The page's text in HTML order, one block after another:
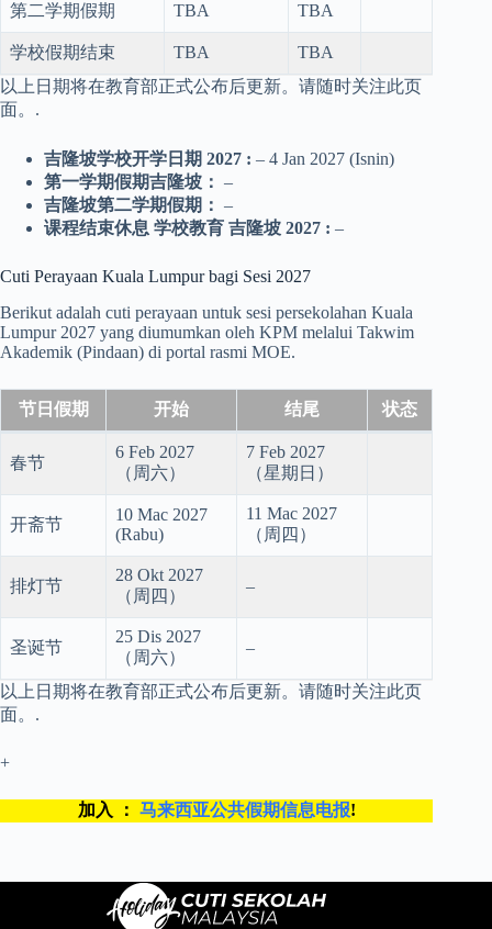
第二学期假期 TBA TBA
学校假期结束 TBA
TBA
以上日期将在教育部正式公布后更新。请随时关注此页
面。.
吉隆坡学校开学日期 2027 : – 4 Jan 2027 (Isnin)
第一学期假期吉隆坡： –
吉隆坡第二学期假期： –
课程结束休息 学校教育 吉隆坡 2027 : –
Cuti Perayaan Kuala Lumpur bagi Sesi 2027
Berikut adalah cuti perayaan untuk sesi persekolahan Kuala
Lumpur 2027 yang diumumkan oleh KPM melalui Takwim
Akademik (Pindaan) di portal rasmi MOE.
节日假期 开始 结尾 状态
春节
6 Feb 2027
（周六）
7 Feb 2027
（星期日）
开斋节
10 Mac 2027
(Rabu)
11 Mac 2027
（周四）
排灯节
28 Okt 2027
（周四）
–
圣诞节
25 Dis 2027
（周六）
–
以上日期将在教育部正式公布后更新。请随时关注此页
面。.
+
加入 ： 马来西亚公共假期信息电报!